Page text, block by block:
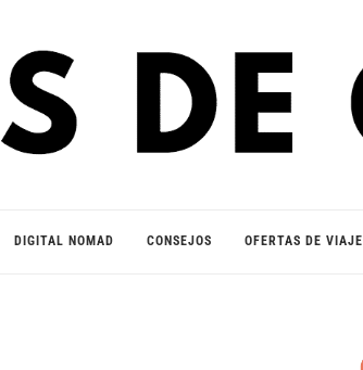
DIGITAL NOMAD CONSEJOS OFERTAS DE VIAJE